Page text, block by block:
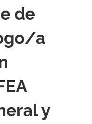
de
a
y